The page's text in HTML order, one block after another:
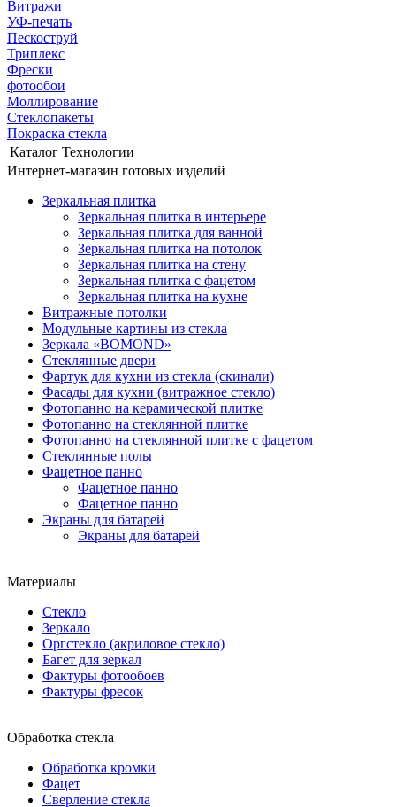
Витражи
УФ-печать
Пескоструй
Триплекс
Фрески
фотообои
Моллирование
Стеклопакеты
Покраска стекла
Каталог Технологии
Интернет-магазин готовых изделий
Зеркальная плитка
Зеркальная плитка в интерьере
Зеркальная плитка для ванной
Зеркальная плитка на потолок
Зеркальная плитка на стену
Зеркальная плитка с фацетом
Зеркальная плитка на кухне
Витражные потолки
Модульные картины из стекла
Зеркала «BOMOND»
Стеклянные двери
Фартук для кухни из стекла (скинали)
Фасады для кухни (витражное стекло)
Фотопанно на керамической плитке
Фотопанно на стеклянной плитке
Фотопанно на стеклянной плитке с фацетом
Стеклянные полы
Фацетное панно
Фацетное панно
Фацетное панно
Экраны для батарей
Экраны для батарей
Материалы
Стекло
Зеркало
Оргстекло (акриловое стекло)
Багет для зеркал
Фактуры фотообоев
Фактуры фресок
Обработка стекла
Обработка кромки
Фацет
Сверление стекла